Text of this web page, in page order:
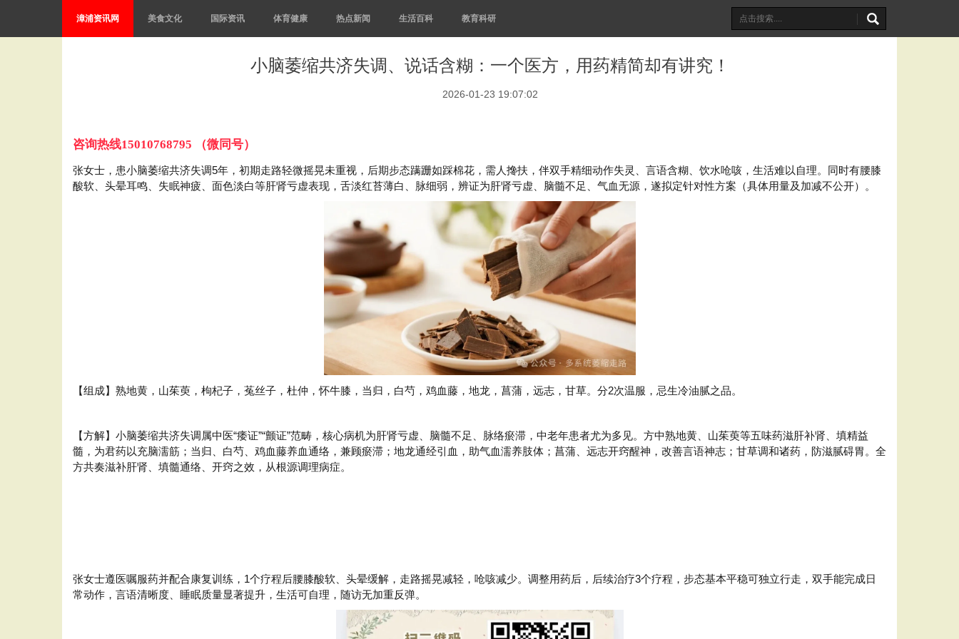
漳浦资讯网 美食文化 国际资讯 体育健康 热点新闻 生活百科 教育科研
小脑萎缩共济失调、说话含糊：一个医方，用药精简却有讲究！
2026-01-23 19:07:02
咨询热线15010768795 （微同号）
张女士，患小脑萎缩共济失调5年，初期走路轻微摇晃未重视，后期步态蹒跚如踩棉花，需人搀扶，伴双手精细动作失灵、言语含糊、饮水呛咳，生活难以自理。同时有腰膝
酸软、头晕耳鸣、失眠神疲、面色淡白等肝肾亏虚表现，舌淡红苔薄白、脉细弱，辨证为肝肾亏虚、脑髓不足、气血无源，遂拟定针对性方案（具体用量及加减不公开）。
【组成】熟地黄，山茱萸，枸杞子，菟丝子，杜仲，怀牛膝，当归，白芍，鸡血藤，地龙，菖蒲，远志，甘草。分2次温服，忌生冷油腻之品。
【方解】小脑萎缩共济失调属中医“痿证”“颤证”范畴，核心病机为肝肾亏虚、脑髓不足、脉络瘀滞，中老年患者尤为多见。方中熟地黄、山茱萸等五味药滋肝补肾、填精益
髓，为君药以充脑濡筋；当归、白芍、鸡血藤养血通络，兼顾瘀滞；地龙通经引血，助气血濡养肢体；菖蒲、远志开窍醒神，改善言语神志；甘草调和诸药，防滋腻碍胃。全
方共奏滋补肝肾、填髓通络、开窍之效，从根源调理病症。
张女士遵医嘱服药并配合康复训练，1个疗程后腰膝酸软、头晕缓解，走路摇晃减轻，呛咳减少。调整用药后，后续治疗3个疗程，步态基本平稳可独立行走，双手能完成日
常动作，言语清晰度、睡眠质量显著提升，生活可自理，随访无加重反弹。